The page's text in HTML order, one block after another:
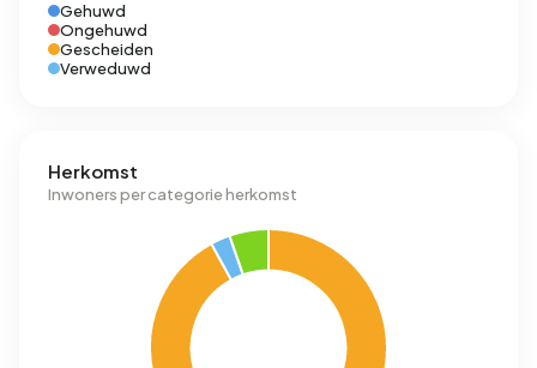
Gehuwd
Ongehuwd
Gescheiden
Verweduwd
Herkomst
Inwoners per categorie herkomst